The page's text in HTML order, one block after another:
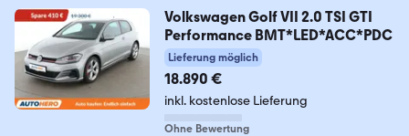
Volkswagen Golf VII 2.0 TSI GTI
Performance BMT*LED*ACC*PDC
Lieferung möglich
18.890 €
inkl. kostenlose Lieferung
Ohne Bewertung